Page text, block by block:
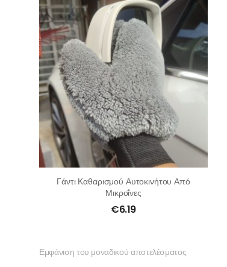
Γάντι Καθαρισμού Αυτοκινήτου Από
Μικροΐνες
€6.19
Εμφάνιση του μοναδικού αποτελέσματος